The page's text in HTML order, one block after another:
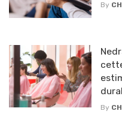
By
By